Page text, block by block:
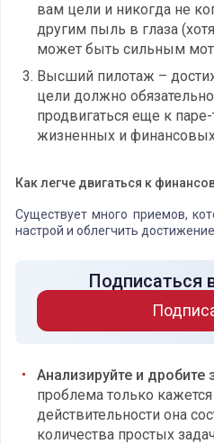
вам цели и никогда не
другим пыль в глаза
может быть сильным
Высший пилотаж –
цели должно
продвигаться еще к
жизненных и
Как легче двигаться к
Существует много приемов,
настрой и облегчить
Подписаться
Анализируйте и дробите
проблема только кажется
действительности она
количества простых